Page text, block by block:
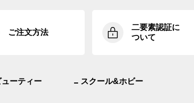
ご注文方法
二要素認証に
ついて
ーティー スクール&ホビー